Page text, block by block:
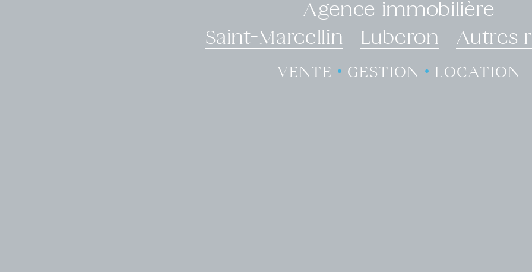
Agence immobilière
Saint-Marcellin
Luberon Autres
VENTE • GESTION • LOCATION